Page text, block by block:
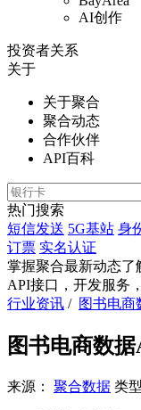
AI创作
投资者关系
关于
关于聚合
聚合动态
合作伙伴
API百科
热门搜索
短信发送 5G基站 身
订票 实名认证
掌握聚合最新动态了
API接口，开发服务
行业资讯 / 图书电商
图书电商数
来源： 聚合数据 类